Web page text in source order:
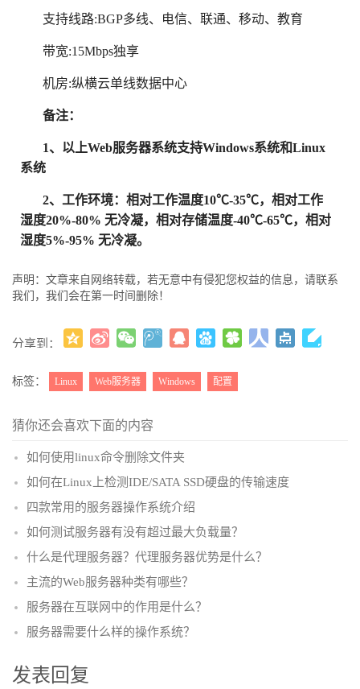
支持线路:BGP多线、电信、联通、移动、教育
带宽:15Mbps独享
机房:纵横云单线数据中心
备注：
1、以上Web服务器系统支持Windows系统和Linux
系统
2、工作环境：相对工作温度10℃-35℃，相对工作
湿度20%-80% 无冷凝，相对存储温度-40℃-65℃，相对
湿度5%-95% 无冷凝。
声明：文章来自网络转载，若无意中有侵犯您权益的信息，请联系
我们，我们会在第一时间删除！
分享到：
标签： Linux Web服务器 Windows 配置
猜你还会喜欢下面的内容
如何使用linux命令删除文件夹
如何在Linux上检测IDE/SATA SSD硬盘的传输速度
四款常用的服务器操作系统介绍
如何测试服务器有没有超过最大负载量？
什么是代理服务器？代理服务器优势是什么？
主流的Web服务器种类有哪些？
服务器在互联网中的作用是什么？
服务器需要什么样的操作系统？
发表回复